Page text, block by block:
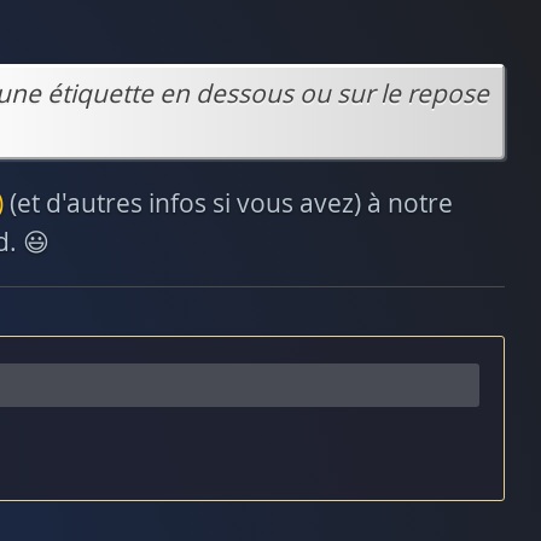
étiquette en dessous ou sur le repose
(et d'autres infos si vous avez) à notre
😃